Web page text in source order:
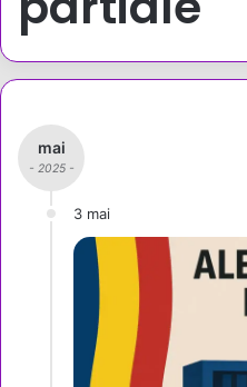
mai
- 2025 -
3 mai